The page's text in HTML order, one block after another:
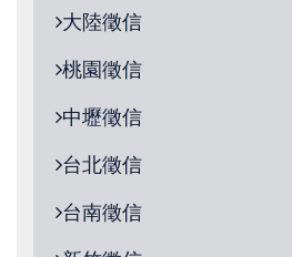
大陸徵信
桃園徵信
中壢徵信
台北徵信
台南徵信